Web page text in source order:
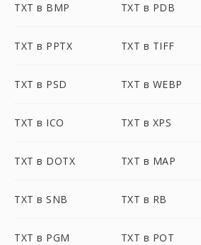
TXT в BMP TXT в PDB
TXT в PPTX TXT в TIFF
TXT в PSD TXT в WEBP
TXT в ICO TXT в XPS
TXT в DOTX TXT в MAP
TXT в SNB TXT в RB
TXT в PGM TXT в POT